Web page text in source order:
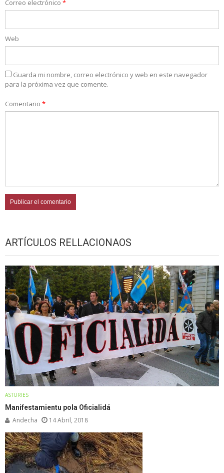
Correo electrónico *
Web
Guarda mi nombre, correo electrónico y web en este navegador
para la próxima vez que comente.
Comentario *
ARTÍCULOS RELLACIONAOS
ASTURIES
Manifestamientu pola Oficialidá
Andecha 14 Abril, 2018